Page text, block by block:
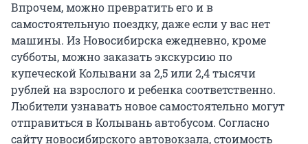
Впрочем, можно превратить его и в
самостоятельную поездку, даже если у вас нет
машины. Из Новосибирска ежедневно, кроме
субботы, можно заказать экскурсию по
купеческой Колывани за 2,5 или 2,4 тысячи
рублей на взрослого и ребенка соответственно.
Любители узнавать новое самостоятельно могут
отправиться в Колывань автобусом. Согласно
сайту новосибирского автовокзала, стоимость